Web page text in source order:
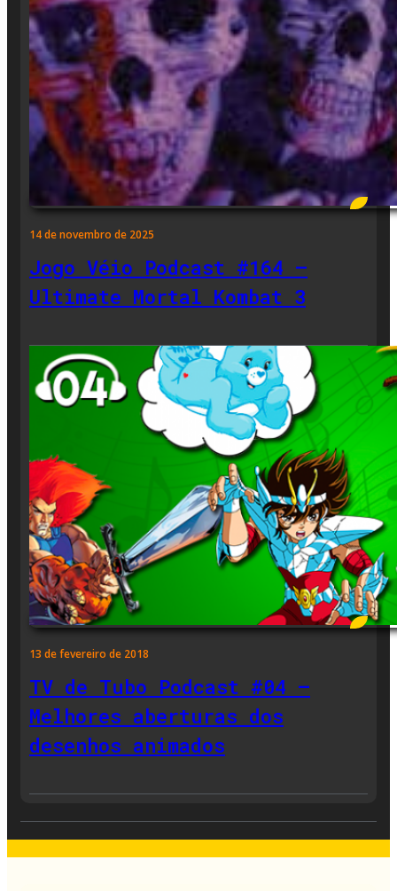
14 de novembro de 2025
Jogo Véio Podcast #164 –
Ultimate Mortal Kombat 3
13 de fevereiro de 2018
TV de Tubo Podcast #04 –
Melhores aberturas dos
desenhos animados